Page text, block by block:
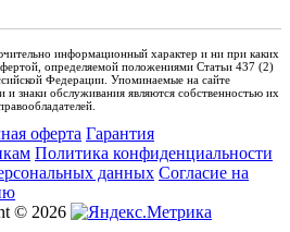
информационный характер и ни при каких
определяемой положениями Статьи 437 (2)
Федерации. Упоминаемые на сайте
и знаки обслуживания являются собственностью их
оферта Гарантия
Политика конфиденциальности
данных Согласие на
© 2026